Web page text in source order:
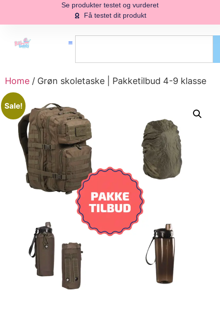
Se produkter testet og vurderet
Få testet dit produkt
Home / Grøn skoletaske | Pakketilbud 4-9 klasse
Sale!